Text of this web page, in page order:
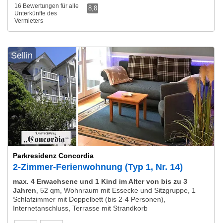
16 Bewertungen für alle
Unterkünfte des
Vermieters
8,8
Sellin
Parkresidenz Concordia
2-Zimmer-Ferienwohnung (Typ 1, Nr. 14)
max. 4 Erwachsene und 1 Kind im Alter von bis zu 3
Jahren 52 qm, Wohnraum mit Essecke und Sitzgruppe, 1
Schlafzimmer mit Doppelbett (bis 2-4 Personen),
Internetanschluss, Terrasse mit Strandkorb